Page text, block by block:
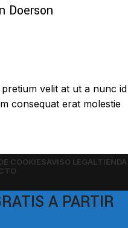
Doerson
velit at ut a nunc id
consequat erat molestie
COOKIESAVISO LEGAL TIENDA
A PARTIR